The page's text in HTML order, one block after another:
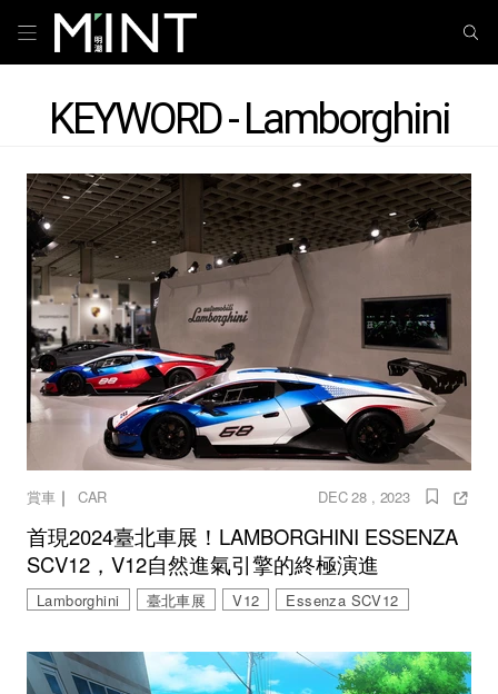
KEYWORD - Lamborghini
賞車｜ CAR DEC 28 , 2023
首現2024臺北車展！LAMBORGHINI ESSENZA
SCV12，V12自然進氣引擎的終極演進
Lamborghini 臺北車展 V12 Essenza SCV12